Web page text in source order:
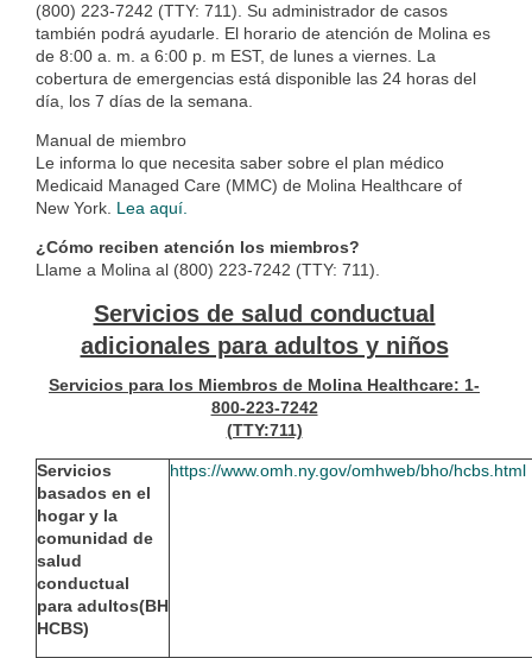
(800) 223-7242 (TTY: 711). Su administrador de casos
también podrá ayudarle. El horario de atención de Molina es
de 8:00 a. m. a 6:00 p. m EST, de lunes a viernes. La
cobertura de emergencias está disponible las 24 horas del
día, los 7 días de la semana.
Manual de miembro
Le informa lo que necesita saber sobre el plan médico
Medicaid Managed Care (MMC) de Molina Healthcare of
New York. Lea aquí.
¿Cómo reciben atención los miembros?
Llame a Molina al (800) 223-7242 (TTY: 711).
Servicios de salud conductual
adicionales para adultos y niños
Servicios para los Miembros de Molina Healthcare: 1-
800-223-7242
(TTY:711)
Servicios
basados en el
hogar y la
comunidad de
salud
conductual
para adultos(BH
HCBS)
https://www.omh.ny.gov/omhweb/bho/hcbs.html